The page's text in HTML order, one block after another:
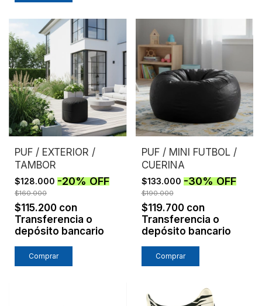
PUF / EXTERIOR /
TAMBOR
$128.000 -20%OFF
$160.000
$115.200 con
Transferencia o
depósito bancario
PUF / MINI FUTBOL /
CUERINA
$133.000 -30%OFF
$190.000
$119.700 con
Transferencia o
depósito bancario